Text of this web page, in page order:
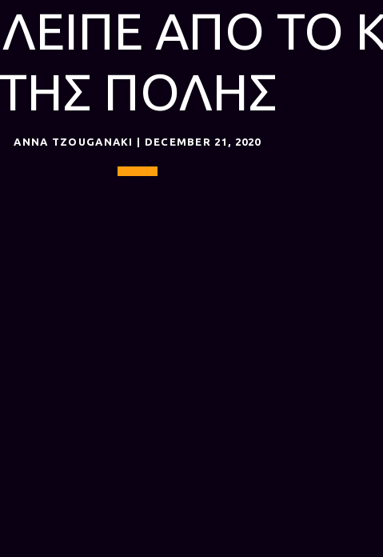
ΑΠΟ ΤΟ
ΤΗΣ ΠΟΛΗΣ
ANNA TZOUGANAKI | DECEMBER 21, 2020